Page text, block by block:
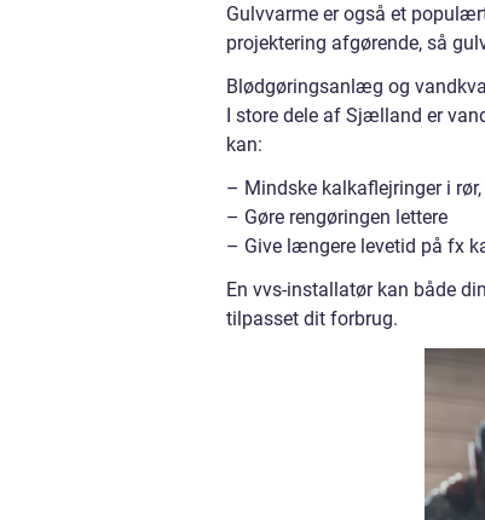
Gulvvarme er også et
projektering afgørende, så
Blødgøringsanlæg og
I store dele af Sjælland er
kan:
– Mindske kalkaflejringer i
– Gøre rengøringen lettere
– Give længere levetid på fx
En vvs-installatør kan både
tilpasset dit forbrug.